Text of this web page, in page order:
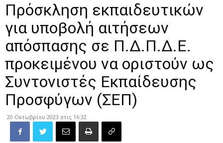
Πρόσκληση εκπαιδευτικών
για υποβολή αιτήσεων
απόσπασης σε Π.Δ.Π.Δ.Ε.
προκειμένου να οριστούν ως
Συντονιστές Εκπαίδευσης
Προσφύγων (ΣΕΠ)
20 Οκτωβρίου 2023 στις 16:32